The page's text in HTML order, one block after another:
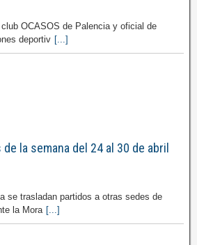
OCASOS de Palencia y oficial de
deportiv [...]
la semana del 24 al 30 de abril
se trasladan partidos a otras sedes de
la Mora [...]